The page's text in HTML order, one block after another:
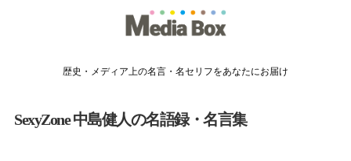
歴史・メディア上の名言・名セリフをあなたにお届け
SexyZone 中島健人の名語録・名言集